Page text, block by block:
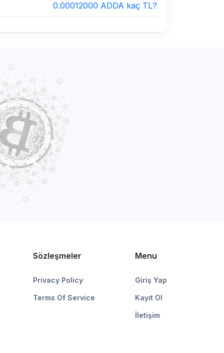
0.00012000 ADDA kaç TL?
Sözleşmeler
Privacy Policy
Terms Of Service
Menu
Giriş Yap
Kayıt Ol
İletişim